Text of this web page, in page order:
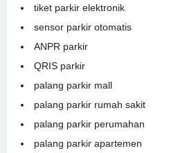
tiket parkir elektronik
sensor parkir otomatis
ANPR parkir
QRIS parkir
palang parkir mall
palang parkir rumah sakit
palang parkir perumahan
palang parkir apartemen